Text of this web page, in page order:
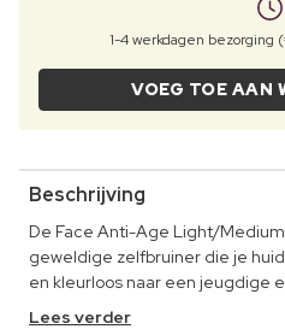
1-4 werkdagen bezorging
VOEG TOE AAN
Beschrijving
De Face Anti-Age Light/
geweldige zelfbruiner die je
en kleurloos naar een jeugdige
Lees verder